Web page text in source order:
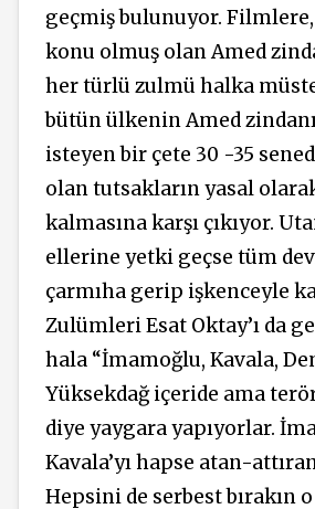
geçmiş bulunuyor.
konu olmuş olan Amed
her türlü zulmü halka
bütün ülkenin Amed
isteyen bir çete 30 -35
olan tutsakların yasal
kalmasına karşı çıkıyor.
ellerine yetki geçse tüm
çarmıha gerip işkenceyle
Zulümleri Esat Oktay’ı da
hala “İmamoğlu, Kavala,
Yüksekdağ içeride ama
diye yaygara yapıyorlar.
Kavala’yı hapse atan-
Hepsini de serbest bırakın